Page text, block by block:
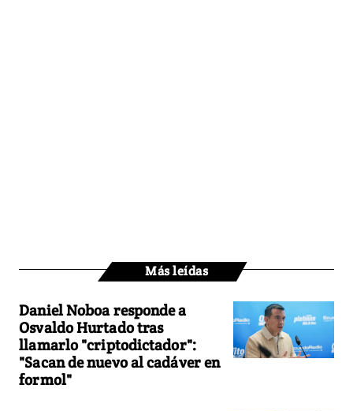
Más leídas
Daniel Noboa responde a
Osvaldo Hurtado tras
llamarlo "criptodictador":
"Sacan de nuevo al cadáver en
formol"